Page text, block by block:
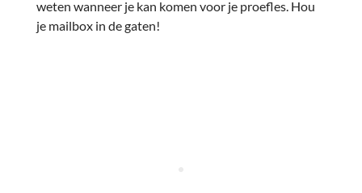
weten wanneer je kan komen voor je proefles. Hou
je mailbox in de gaten!